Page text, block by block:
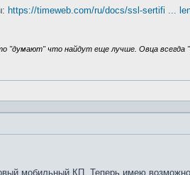
https://timeweb.com/ru/docs/ssl-sertifi ...
"думают" что найдут еще лучше. Овца всегда
мобильный КП. Теперь имею